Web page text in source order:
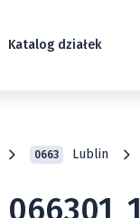
Katalog działek
0663 Lublin